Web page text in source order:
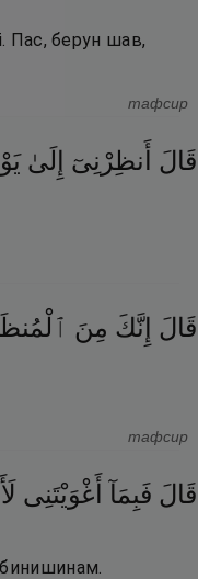
Пас, берун шав,
тафсир
قَالَ أَنظِرْنِىٓ إِلَىٰ
قَالَ إِنَّكَ مِنَ
тафсир
قَالَ فَبِمَآ أَغْوَيْتَنِى